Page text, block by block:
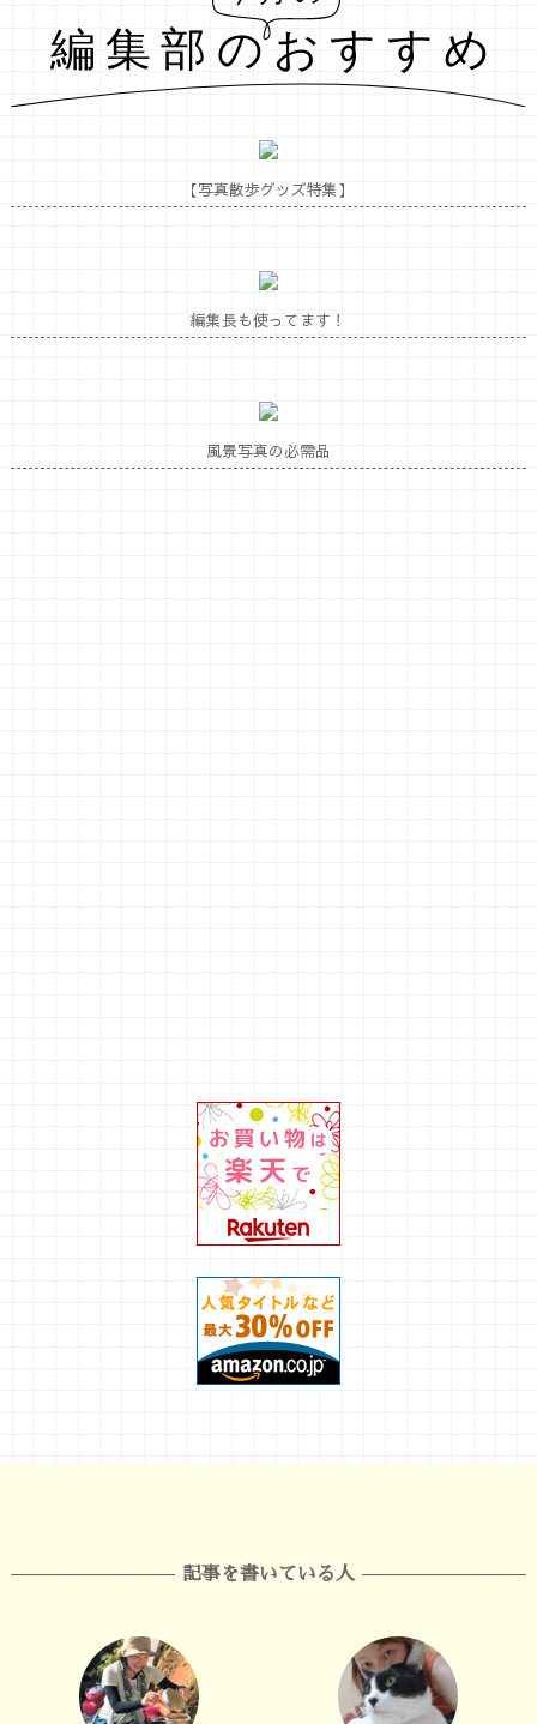
【写真散歩グッズ特集】
編集長も使ってます！
風景写真の必需品
記事を書いている人